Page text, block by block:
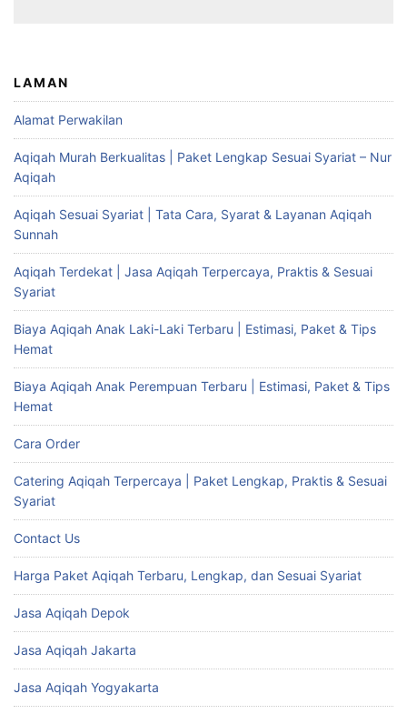
LAMAN
Alamat Perwakilan
Aqiqah Murah Berkualitas | Paket Lengkap Sesuai Syariat – Nur
Aqiqah
Aqiqah Sesuai Syariat | Tata Cara, Syarat & Layanan Aqiqah
Sunnah
Aqiqah Terdekat | Jasa Aqiqah Terpercaya, Praktis & Sesuai
Syariat
Biaya Aqiqah Anak Laki-Laki Terbaru | Estimasi, Paket & Tips
Hemat
Biaya Aqiqah Anak Perempuan Terbaru | Estimasi, Paket & Tips
Hemat
Cara Order
Catering Aqiqah Terpercaya | Paket Lengkap, Praktis & Sesuai
Syariat
Contact Us
Harga Paket Aqiqah Terbaru, Lengkap, dan Sesuai Syariat
Jasa Aqiqah Depok
Jasa Aqiqah Jakarta
Jasa Aqiqah Yogyakarta